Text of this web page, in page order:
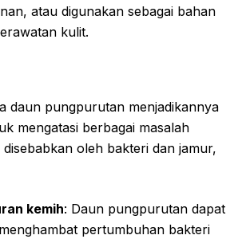
atau digunakan sebagai bahan
kulit.
daun pungpurutan menjadikannya
mengatasi berbagai masalah
oleh bakteri dan jamur,
kemih: Daun pungpurutan dapat
pertumbuhan bakteri